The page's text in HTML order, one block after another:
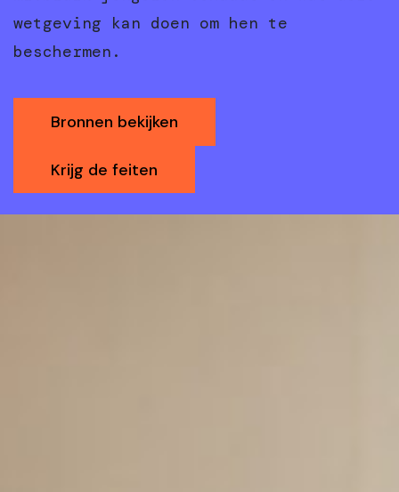
wetgeving kan doen om hen te
beschermen.
Bronnen bekijken
Krijg de feiten